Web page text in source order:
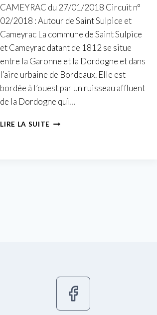
CAMEYRAC du 27/01/2018 Circuit n°
02/2018 : Autour de Saint Sulpice et
Cameyrac La commune de Saint Sulpice
et Cameyrac datant de 1812 se situe
entre la Garonne et la Dordogne et dans
l’aire urbaine de Bordeaux. Elle est
bordée à l’ouest par un ruisseau affluent
de la Dordogne qui…
LIRE LA SUITE